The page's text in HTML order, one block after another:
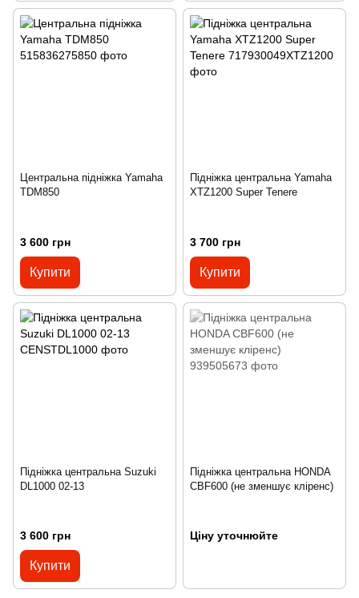
Центральна підніжка Yamaha
TDM850
3 600 грн
Купити
Підніжка центральна Yamaha
XTZ1200 Super Tenere
3 700 грн
Купити
Підніжка центральна Suzuki
DL1000 02-13
3 600 грн
Купити
Підніжка центральна HONDA
CBF600 (не зменшує кліренс)
Ціну уточнюйте